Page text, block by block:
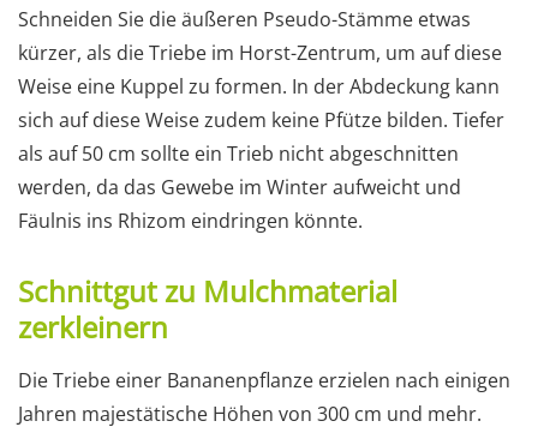
Schneiden Sie die äußeren Pseudo-Stämme etwas
kürzer, als die Triebe im Horst-Zentrum, um auf diese
Weise eine Kuppel zu formen. In der Abdeckung kann
sich auf diese Weise zudem keine Pfütze bilden. Tiefer
als auf 50 cm sollte ein Trieb nicht abgeschnitten
werden, da das Gewebe im Winter aufweicht und
Fäulnis ins Rhizom eindringen könnte.
Schnittgut zu Mulchmaterial
zerkleinern
Die Triebe einer Bananenpflanze erzielen nach einigen
Jahren majestätische Höhen von 300 cm und mehr.